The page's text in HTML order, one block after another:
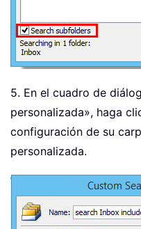
5. En el cuadro de
personalizada», haga
configuración de su
personalizada.